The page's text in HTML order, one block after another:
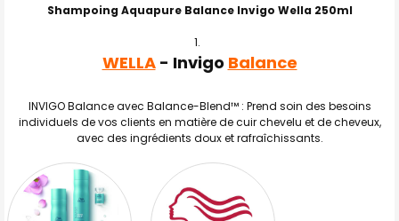
ENSEMBLE
TOUT
J'AJOUTE
LA
SÉLECTION
AU PANIER
Shampoing Aquapure Balance Invigo Wella 250ml
WELLA- Invigo Balance
INVIGO Balance avec Balance-Blend™ : Prend soin des besoins
individuels de vos clients en matière de cuir chevelu et de cheveux,
avec des ingrédients doux et rafraîchissants.